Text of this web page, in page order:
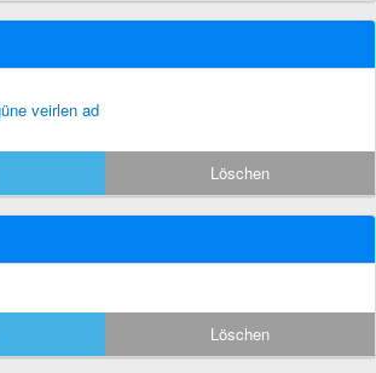
veirlen ad
Löschen
Löschen